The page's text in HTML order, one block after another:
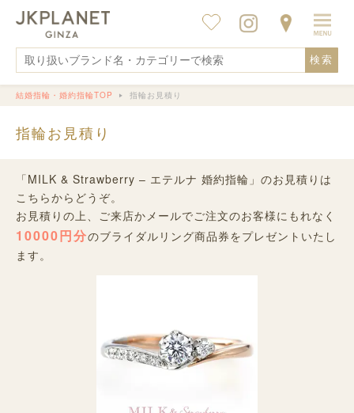
検索
結婚指輪・婚約指輪TOP 指輪お見積り
指輪お見積り
「MILK & Strawberry – エテルナ 婚約指輪」のお見積りは
こちらからどうぞ。
お見積りの上、ご来店かメールでご注文のお客様にもれなく
10000円分のブライダルリング商品券をプレゼントいたし
ます。